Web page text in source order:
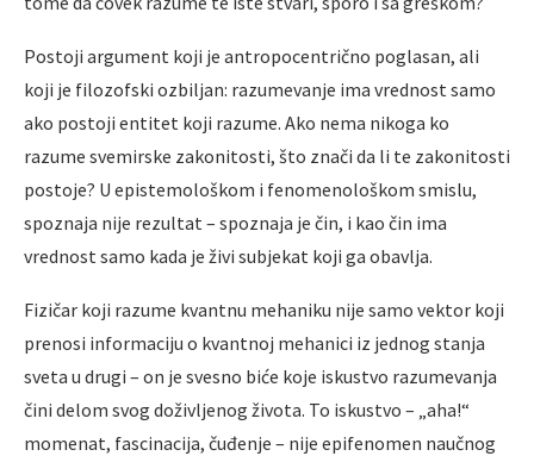
Postoji argument koji je antropocentrično poglasan, ali
koji je filozofski ozbiljan: razumevanje ima vrednost samo
ako postoji entitet koji razume. Ako nema nikoga ko
razume svemirske zakonitosti, što znači da li te zakonitosti
postoje? U epistemološkom i fenomenološkom smislu,
spoznaja nije rezultat – spoznaja je čin, i kao čin ima
vrednost samo kada je živi subjekat koji ga obavlja.
Fizičar koji razume kvantnu mehaniku nije samo vektor koji
prenosi informaciju o kvantnoj mehanici iz jednog stanja
sveta u drugi – on je svesno biće koje iskustvo razumevanja
čini delom svog doživljenog života. To iskustvo – „aha!“
momenat, fascinacija, čuđenje – nije epifenomen naučnog